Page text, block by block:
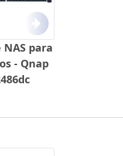
para
- Qnap
Próximo